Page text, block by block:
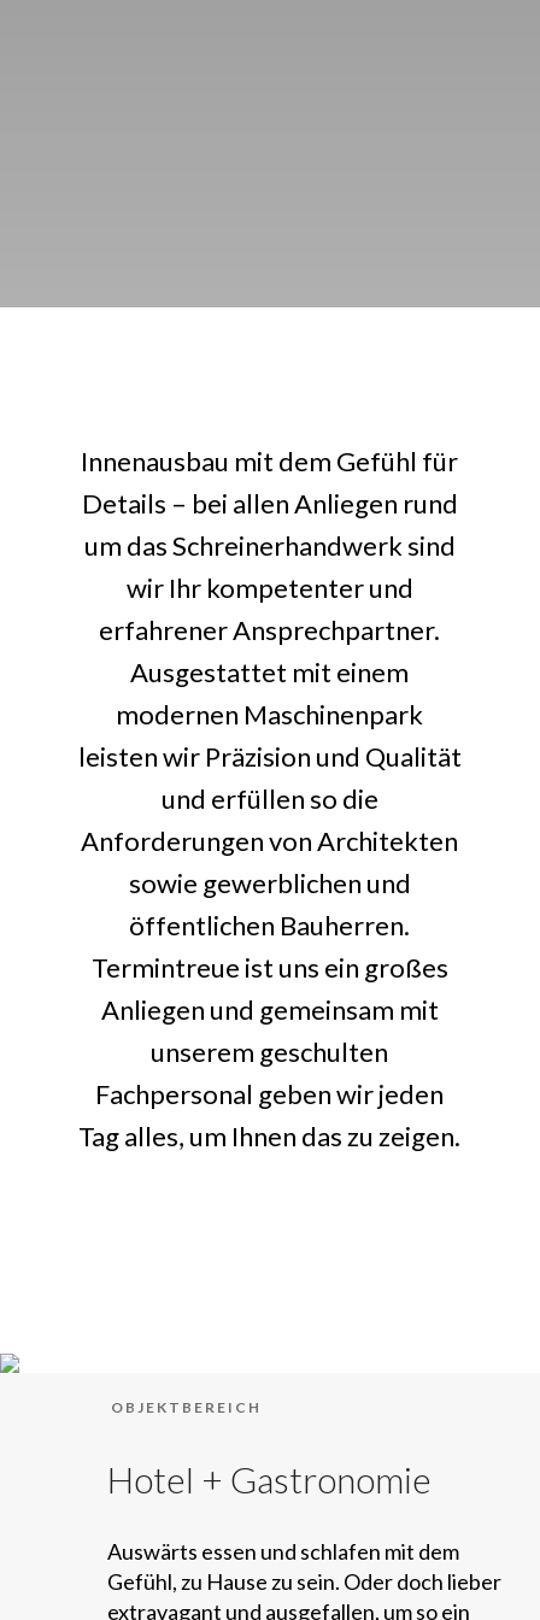
Innenausbau mit dem Gefühl für
Details – bei allen Anliegen rund
um das Schreinerhandwerk sind
wir Ihr kompetenter und
erfahrener Ansprechpartner.
Ausgestattet mit einem
modernen Maschinenpark
leisten wir Präzision und Qualität
und erfüllen so die
Anforderungen von Architekten
sowie gewerblichen und
öffentlichen Bauherren.
Termintreue ist uns ein großes
Anliegen und gemeinsam mit
unserem geschulten
Fachpersonal geben wir jeden
Tag alles, um Ihnen das zu zeigen.
OBJEKTBEREICH
Hotel + Gastronomie
Auswärts essen und schlafen mit dem
Gefühl, zu Hause zu sein. Oder doch lieber
extravagant und ausgefallen, um so ein